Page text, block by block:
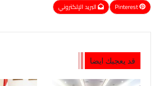
Pinterest
البريد الإلكتروني
قد يعجبك ايضا